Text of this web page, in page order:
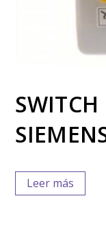
SWITCH
Leer más